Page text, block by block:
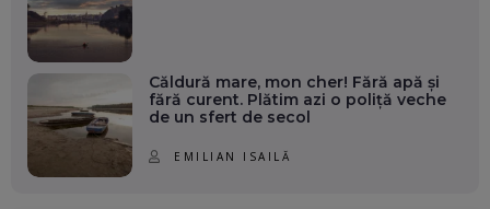
Căldură mare, mon cher! Fără apă și
fără curent. Plătim azi o poliță veche
de un sfert de secol
EMILIAN ISAILĂ